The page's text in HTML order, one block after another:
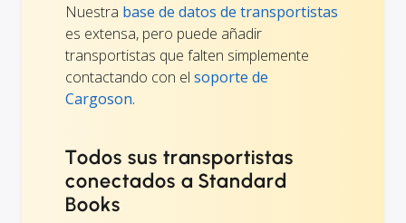
Nuestra base de datos de transportistas
es extensa, pero puede añadir
transportistas que falten simplemente
contactando con el soporte de
Cargoson.
Todos sus transportistas
conectados a Standard
Books